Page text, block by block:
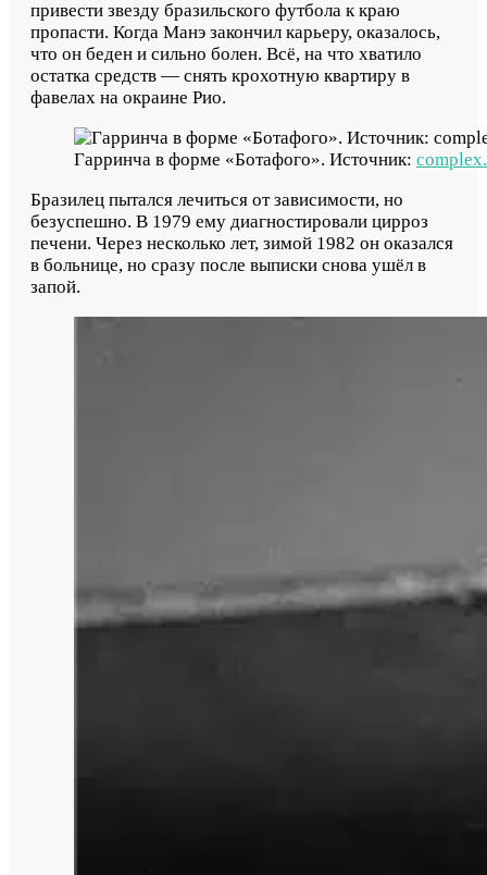
привести звезду бразильского футбола к краю
пропасти. Когда Манэ закончил карьеру, оказалось,
что он беден и сильно болен. Всё, на что хватило
остатка средств — снять крохотную квартиру в
фавелах на окраине Рио.
Гарринча в форме «Ботафого». Источник:
Бразилец пытался лечиться от зависимости, но
безуспешно. В 1979 ему диагностировали цирроз
печени. Через несколько лет, зимой 1982 он оказался
в больнице, но сразу после выписки снова ушёл в
запой.